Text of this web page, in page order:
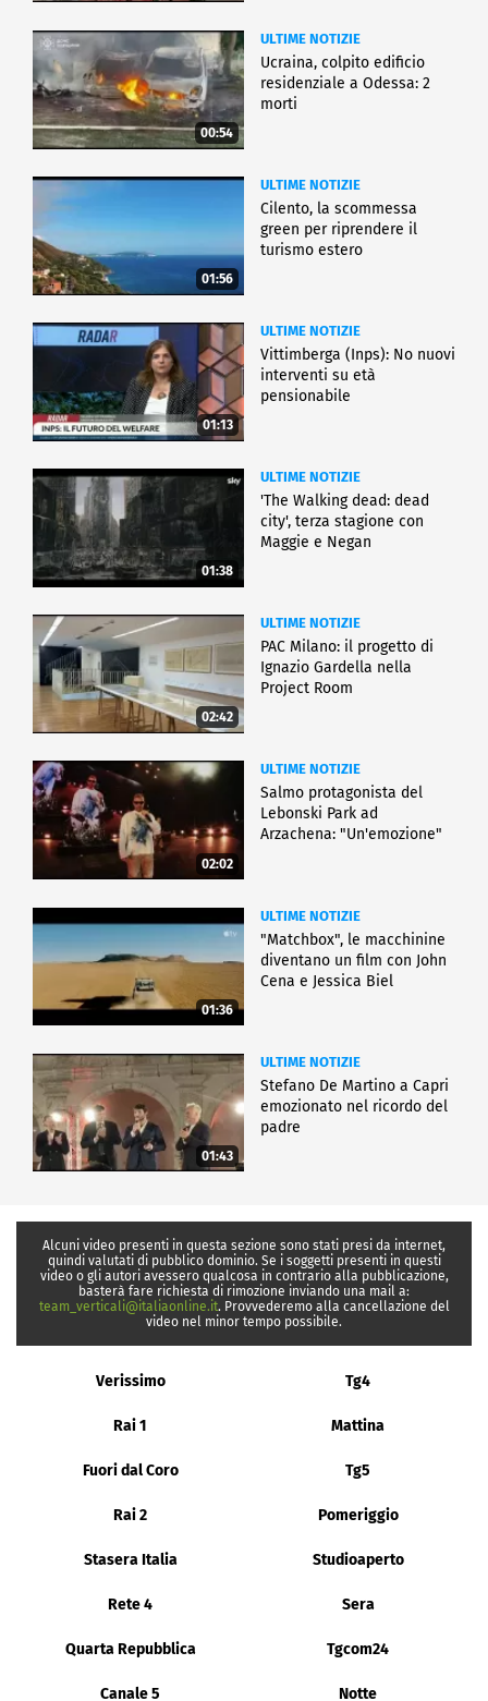
00:54
ULTIME NOTIZIE
Ucraina, colpito edificio
residenziale a Odessa: 2
morti
01:56
ULTIME NOTIZIE
Cilento, la scommessa
green per riprendere il
turismo estero
01:13
ULTIME NOTIZIE
Vittimberga (Inps): No nuovi
interventi su età
pensionabile
01:38
ULTIME NOTIZIE
'The Walking dead: dead
city', terza stagione con
Maggie e Negan
02:42
ULTIME NOTIZIE
PAC Milano: il progetto di
Ignazio Gardella nella
Project Room
02:02
ULTIME NOTIZIE
Salmo protagonista del
Lebonski Park ad
Arzachena: "Un'emozione"
01:36
ULTIME NOTIZIE
"Matchbox", le macchinine
diventano un film con John
Cena e Jessica Biel
01:43
ULTIME NOTIZIE
Stefano De Martino a Capri
emozionato nel ricordo del
padre
Alcuni video presenti in questa sezione sono stati presi da internet,
quindi valutati di pubblico dominio. Se i soggetti presenti in questi
video o gli autori avessero qualcosa in contrario alla pubblicazione,
basterà fare richiesta di rimozione inviando una mail a:
team_verticali@italiaonline.it. Provvederemo alla cancellazione del
video nel minor tempo possibile.
Verissimo Tg4
Rai 1 Mattina
Fuori dal Coro Tg5
Rai 2 Pomeriggio
Stasera Italia Studioaperto
Rete 4 Sera
Quarta Repubblica Tgcom24
Canale 5 Notte